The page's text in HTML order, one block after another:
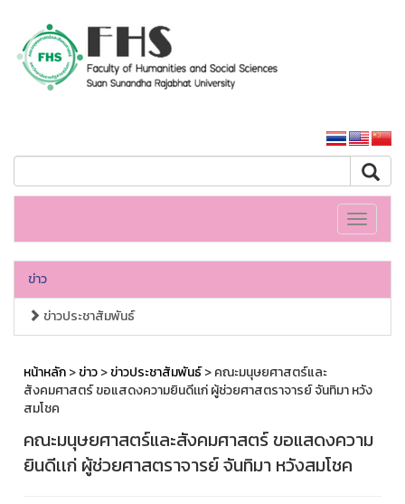
Toggle
ข่าว
ข่าวประชาสัมพันธ์
หน้าหลัก>ข่าว>ข่าวประชาสัมพันธ์> คณะมนุษยศาสตร์และ
สังคมศาสตร์ ขอแสดงความยินดีเเก่ ผู้ช่วยศาสตราจารย์ จันทิมา หวัง
สมโชค
คณะมนุษยศาสตร์และสังคมศาสตร์ ขอแสดงความ
ยินดีเเก่ ผู้ช่วยศาสตราจารย์ จันทิมา หวังสมโชค